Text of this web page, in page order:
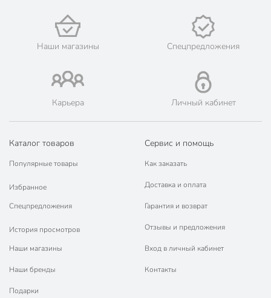
Наши магазины Спецпредложения
Карьера Личный кабинет
Каталог товаров
Популярные товары
Избранное
Спецпредложения
История просмотров
Наши магазины
Наши бренды
Подарки
Сервис и помощь
Как заказать
Доставка и оплата
Гарантия и возврат
Отзывы и предложения
Вход в личный кабинет
Контакты